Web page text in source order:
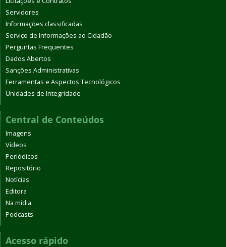
Servidores
Informações classificadas
Serviço de Informações ao Cidadão
Perguntas Frequentes
Dados Abertos
Sanções Administrativas
Ferramentas e Aspectos Tecnológicos
Unidades de Integridade
Central de Conteúdos
Imagens
Vídeos
Periódicos
Repositório
Notícias
Editora
Na mídia
Podcasts
Acesso rápido